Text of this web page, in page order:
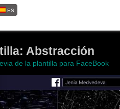
ES
Abstracción
de la plantilla para FaceBook